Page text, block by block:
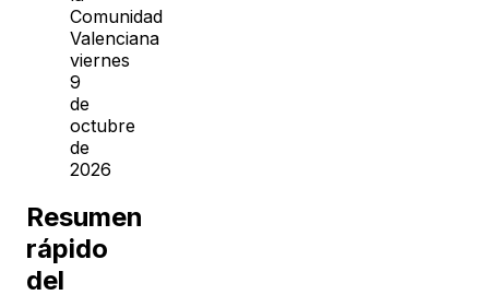
Comunidad
Valenciana
viernes
9
de
octubre
de
2026
Resumen
rápido
del